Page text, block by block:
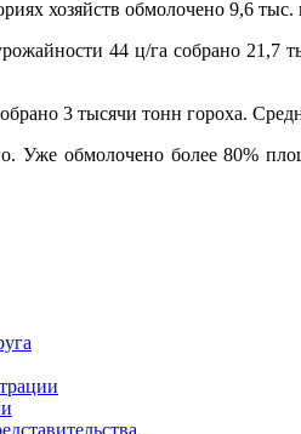
хозяйств обмолочено 9,6
44 ц/га собрано
3 тысячи тонн гороха.
Уже обмолочено более 80%